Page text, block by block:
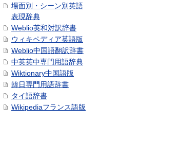
場面別・シーン別英語
表現辞典
Weblio英和対訳辞書
ウィキペディア英語版
Weblio中国語翻訳辞書
中英英中専門用語辞典
Wiktionary中国語版
韓日専門用語辞書
タイ語辞書
Wikipediaフランス語版